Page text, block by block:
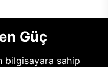
Güç
bilgisayara sahip